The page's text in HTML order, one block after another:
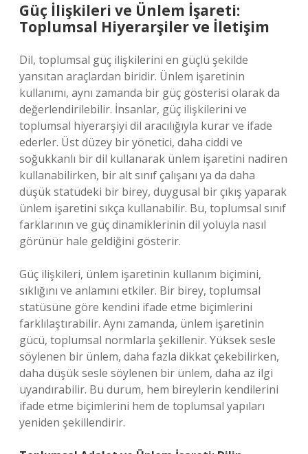
Güç İlişkileri ve Ünlem İşareti:
Toplumsal Hiyerarşiler ve İletişim
Dil, toplumsal güç ilişkilerini en güçlü şekilde
yansıtan araçlardan biridir. Ünlem işaretinin
kullanımı, aynı zamanda bir güç gösterisi olarak da
değerlendirilebilir. İnsanlar, güç ilişkilerini ve
toplumsal hiyerarşiyi dil aracılığıyla kurar ve ifade
ederler. Üst düzey bir yönetici, daha ciddi ve
soğukkanlı bir dil kullanarak ünlem işaretini nadiren
kullanabilirken, bir alt sınıf çalışanı ya da daha
düşük statüdeki bir birey, duygusal bir çıkış yaparak
ünlem işaretini sıkça kullanabilir. Bu, toplumsal sınıf
farklarının ve güç dinamiklerinin dil yoluyla nasıl
görünür hale geldiğini gösterir.
Güç ilişkileri, ünlem işaretinin kullanım biçimini,
sıklığını ve anlamını etkiler. Bir birey, toplumsal
statüsüne göre kendini ifade etme biçimlerini
farklılaştırabilir. Aynı zamanda, ünlem işaretinin
gücü, toplumsal normlarla şekillenir. Yüksek sesle
söylenen bir ünlem, daha fazla dikkat çekebilirken,
daha düşük sesle söylenen bir ünlem, daha az ilgi
uyandırabilir. Bu durum, hem bireylerin kendilerini
ifade etme biçimlerini hem de toplumsal yapıları
yeniden şekillendirir.